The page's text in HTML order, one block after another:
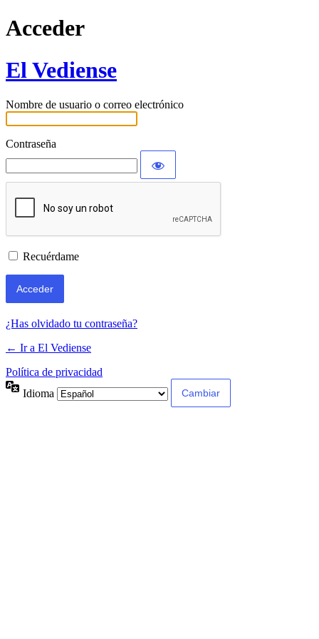
Acceder
El Vediense
Nombre de usuario o correo electrónico
Contraseña
Recuérdame
¿Has olvidado tu contraseña?
← Ir a El Vediense
Política de privacidad
Idioma